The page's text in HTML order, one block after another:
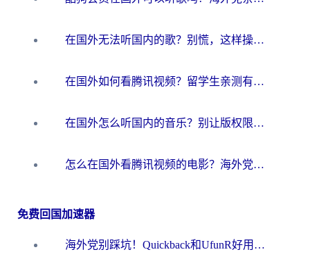
在国外无法听国内的歌？别慌，这样操作就能畅听QQ音乐（附亲测加速器推荐）
在国外如何看腾讯视频？留学生亲测有效的回国加速方案
在国外怎么听国内的音乐？别让版权限制断了你的华语歌单
怎么在国外看腾讯视频的电影？海外党亲测有效的回国加速指南
免费回国加速器
海外党别踩坑！Quickback和UfunR好用吗？选对回国加速器才能无缝刷国内资源